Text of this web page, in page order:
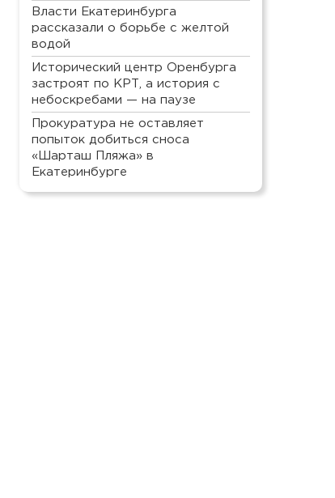
Власти Екатеринбурга
рассказали о борьбе с желтой
водой
Исторический центр Оренбурга
застроят по КРТ, а история с
небоскребами — на паузе
Прокуратура не оставляет
попыток добиться сноса
«Шарташ Пляжа» в
Екатеринбурге